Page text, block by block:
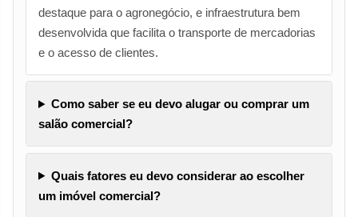
destaque para o agronegócio, e infraestrutura bem
desenvolvida que facilita o transporte de mercadorias
e o acesso de clientes.
Como saber se eu devo alugar ou comprar um
salão comercial?
Quais fatores eu devo considerar ao escolher
um imóvel comercial?